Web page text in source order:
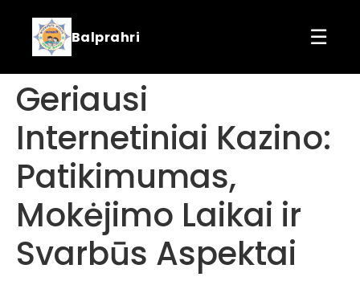
Balprahri ☰
Geriausi
Internetiniai Kazino:
Patikimumas,
Mokėjimo Laikai ir
Svarbūs Aspektai